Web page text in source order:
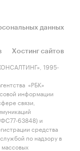
данных
Хостинг сайтов
1995-
«РБК»
информации
связи,
63848) и
средства
по надзору в